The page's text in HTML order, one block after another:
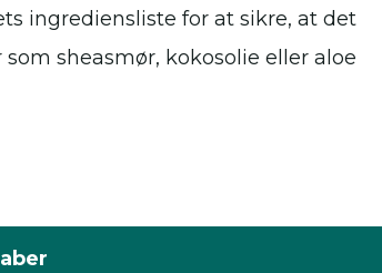
ingrediensliste for at sikre, at det
sheasmør, kokosolie eller aloe